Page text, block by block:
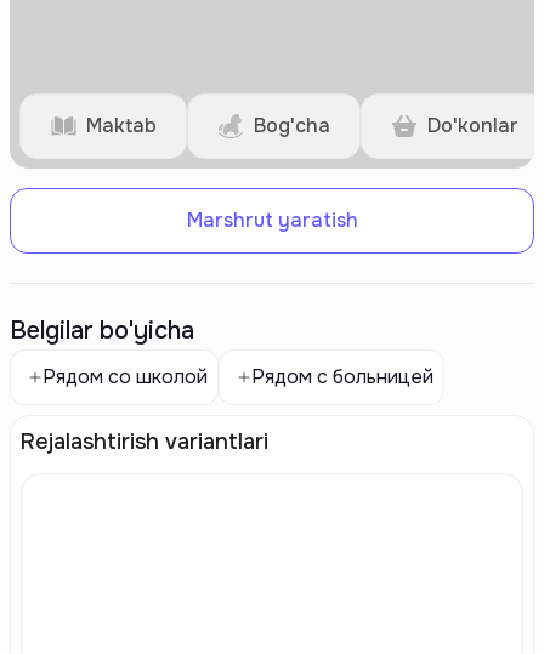
Maktab Bog'cha Do'konlar
Marshrut yaratish
Belgilar bo'yicha
Рядом со школой Рядом с больницей
Rejalashtirish variantlari